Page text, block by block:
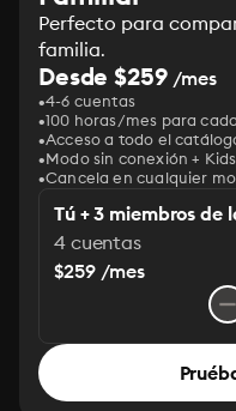
Perfecto para
familia.
Desde $259/mes
4-6 cuentas
100 horas/mes para
Acceso a todo el
Modo sin conexión +
Cancela en cualquier
Tú + 3 miembros de
4 cuentas
$259 /mes